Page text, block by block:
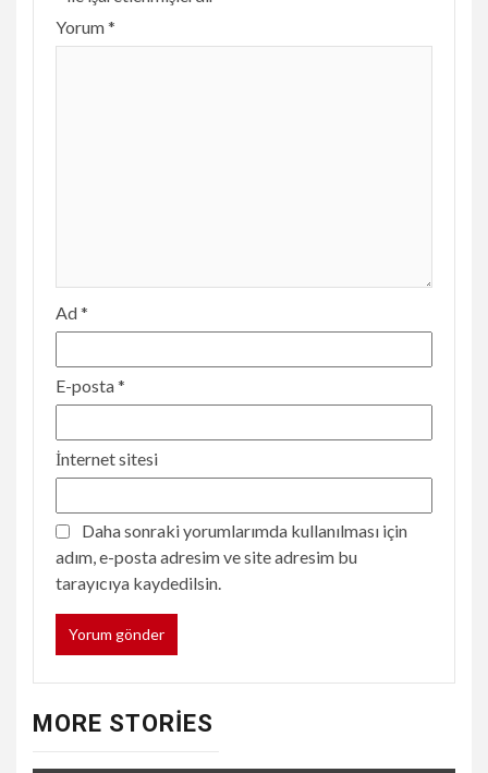
Yorum*
Ad*
E-posta*
İnternet sitesi
Daha sonraki yorumlarımda kullanılması için
adım, e-posta adresim ve site adresim bu
tarayıcıya kaydedilsin.
MORE STORIES